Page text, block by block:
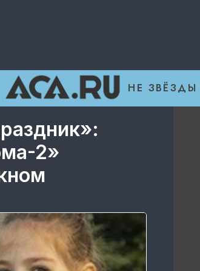
НЕ ЗВЁЗДЫ
2»